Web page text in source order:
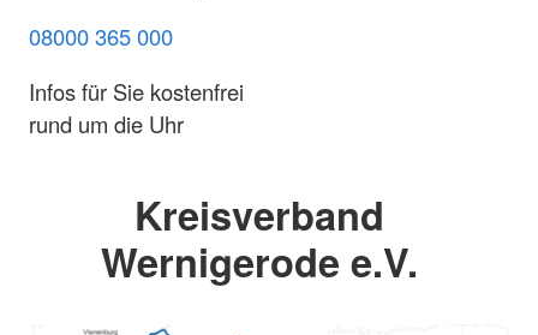
08000 365 000
Infos für Sie kostenfrei
rund um die Uhr
Kreisverband
Wernigerode e.V.